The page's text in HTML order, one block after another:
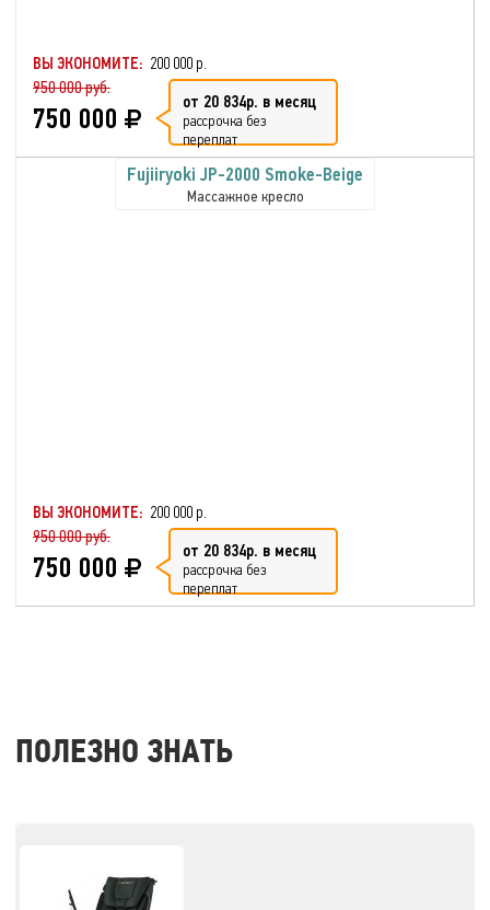
ВЫ ЭКОНОМИТЕ: 200 000 р.
950 000 руб.
750 000 от 20 834р. в месяц
рассрочка без
переплат
Fujiiryoki JP-2000 Smoke-Beige
Массажное кресло
ВЫ ЭКОНОМИТЕ: 200 000 р.
950 000 руб.
750 000 от 20 834р. в месяц
рассрочка без
переплат
ПОЛЕЗНО ЗНАТЬ